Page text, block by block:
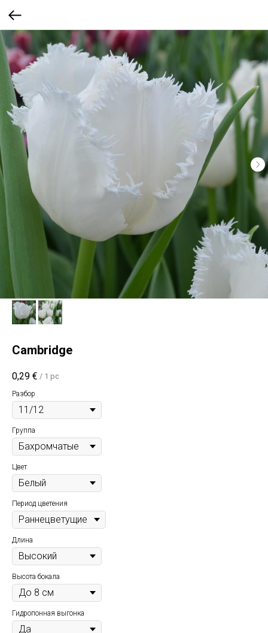
Cambridge
0,29 € / 1 pc
Разбор
Группа
Цвет
Период цветения
Длина
Высота бокала
Гидропонная выгонка